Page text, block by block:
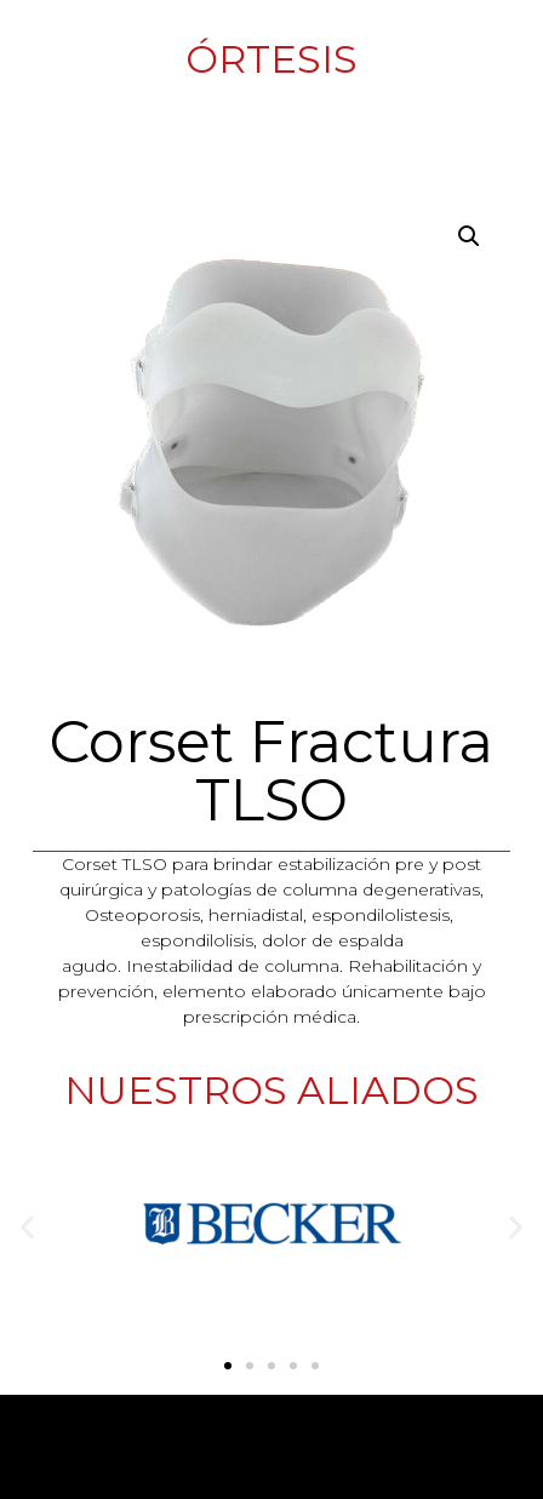
ÓRTESIS
Corset Fractura
TLSO
Corset TLSO para brindar estabilización pre y post
quirúrgica y patologías de columna degenerativas,
Osteoporosis, herniadistal, espondilolistesis,
espondilolisis, dolor de espalda
agudo. Inestabilidad de columna. Rehabilitación y
prevención, elemento elaborado únicamente bajo
prescripción médica.
NUESTROS ALIADOS